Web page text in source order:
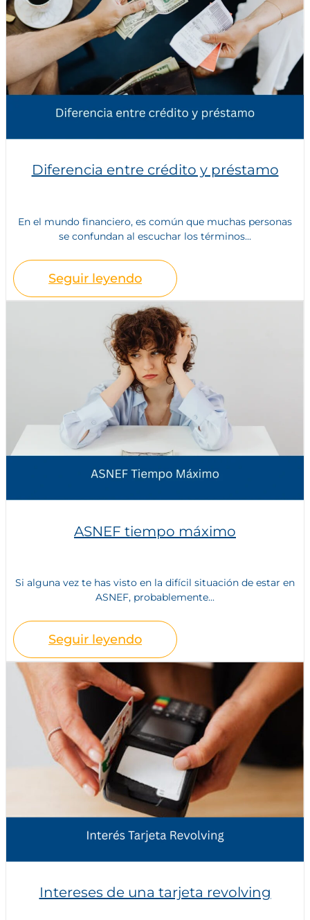
Diferencia entre crédito y préstamo
En el mundo financiero, es común que muchas personas
se confundan al escuchar los términos...
Seguir leyendo
ASNEF tiempo máximo
Si alguna vez te has visto en la difícil situación de estar en
ASNEF, probablemente...
Seguir leyendo
Intereses de una tarjeta revolving